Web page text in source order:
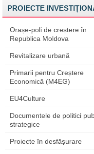
PROIECTE
Orașe-poli de creștere în
Republica Moldova
Revitalizare urbană
Primarii pentru Creștere
Economică (M4EG)
EU4Culture
Documentele de politici
strategice
Proiecte în desfășurare